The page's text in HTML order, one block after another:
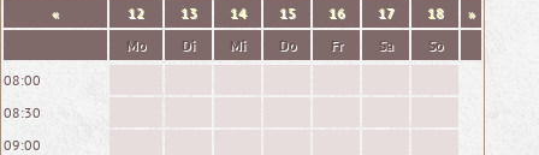
«
12 13 14 15 16 17 18
»
Mo
Di Mi Do Fr Sa
So
08:00
08:30
09:00